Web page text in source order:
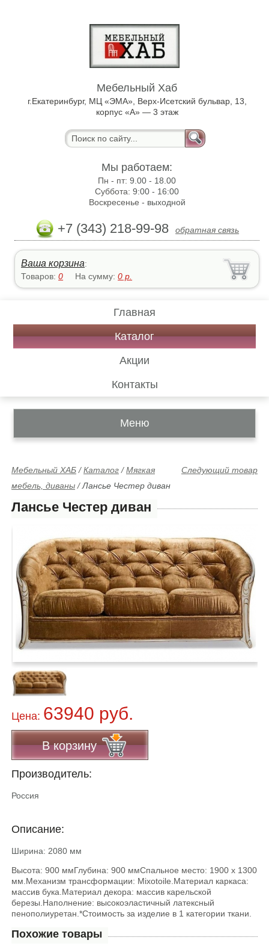
Мебельный Хаб
г.Екатеринбург, МЦ «ЭМА», Верх-Исетский бульвар, 13,
корпус «А» — 3 этаж
Мы работаем:
Пн - пт:9.00 - 18.00
Суббота:9:00 - 16:00
Воскресенье - выходной
+7 (343) 218-99-98 обратная связь
Ваша корзина:
Товаров:0 На сумму:0 р.
Главная
Каталог
Акции
Контакты
Меню
Следующий товар
Мебельный ХАБ /Каталог /Мягкая
мебель, диваны /Лансье Честер диван
Лансье Честер диван
Цена: 63940 руб.
В корзину
Производитель:
Россия
Описание:
Ширина: 2080 мм
Высота: 900 ммГлубина: 900 ммСпальное место: 1900 х 1300
мм.Механизм трансформации: Mixotoile.Материал каркаса:
массив бука.Материал декора: массив карельской
березы.Наполнение: высокоэластичный латексный
пенополиуретан.*Стоимость за изделие в 1 категории ткани.
Похожие товары